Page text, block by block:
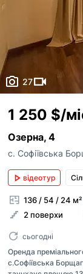
27
1 250 $/
Озерна, 4
с. Софіївська
відеотур
136 / 54 / 24 м²
2 поверхи
сьогодні
Оренда
с.Софіївська